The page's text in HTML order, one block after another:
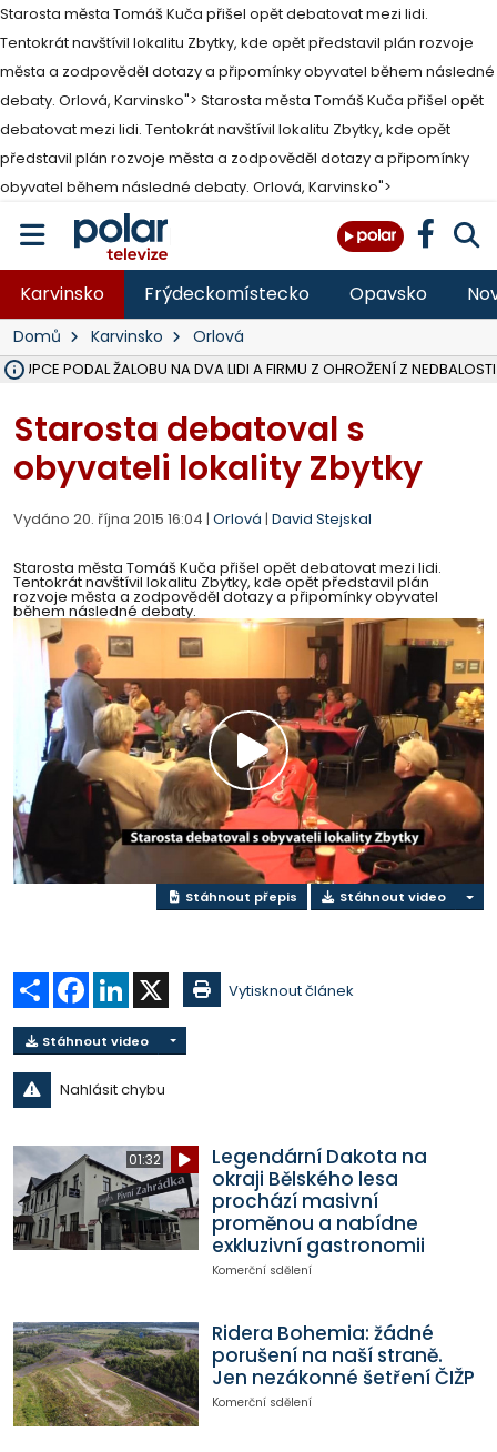
Starosta města Tomáš Kuča přišel opět debatovat mezi lidi.
Tentokrát navštívil lokalitu Zbytky, kde opět představil plán rozvoje
města a zodpověděl dotazy a připomínky obyvatel během následné
debaty. Orlová, Karvinsko"> Starosta města Tomáš Kuča přišel opět
debatovat mezi lidi. Tentokrát navštívil lokalitu Zbytky, kde opět
představil plán rozvoje města a zodpověděl dotazy a připomínky
obyvatel během následné debaty. Orlová, Karvinsko">
Karvinsko Frýdeckomístecko Opavsko
Domů Karvinsko Orlová
PODAL ŽALOBU NA DVA LIDI A FIRMU Z OHROŽENÍ Z NEDBALOSTI
Starosta debatoval s
obyvateli lokality Zbytky
Vydáno 20. října 2015 16:04 | Orlová | David Stejskal
Starosta města Tomáš Kuča přišel opět debatovat mezi lidi.
Tentokrát navštívil lokalitu Zbytky, kde opět představil plán
rozvoje města a zodpověděl dotazy a připomínky obyvatel
během následné debaty.
Přehrát
video
Stáhnout přepis Stáhnout video
Sdílet Facebook
LinkedIn Vytisknout článek
Stáhnout video
Nahlásit chybu
01:32
Legendární Dakota na
okraji Bělského lesa
prochází masivní
proměnou a nabídne
exkluzivní gastronomii
Komerční sdělení
Ridera Bohemia: žádné
porušení na naší straně.
Jen nezákonné šetření ČIŽP
Komerční sdělení